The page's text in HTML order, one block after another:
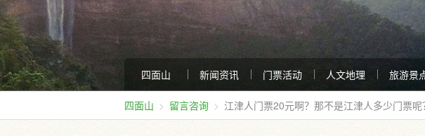
四面山 新闻资讯 门票活动 人文地理 旅游景
四面山 留言咨询 江津人门票20元啊？那不是江津人多少门票呢